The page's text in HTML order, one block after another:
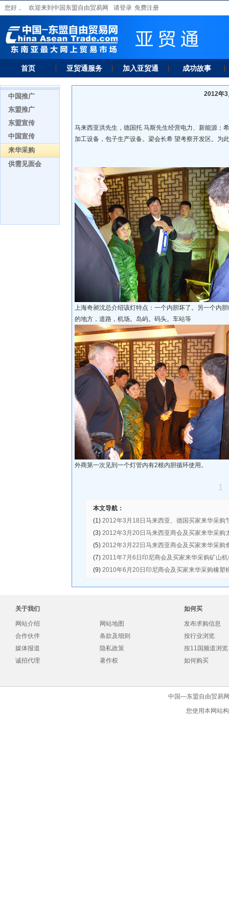
您好， 欢迎来到中国东盟自由贸易网 请登录 免费注册
首页 亚贸通服务 加入亚贸通 成功故事
中国推广
东盟推广
东盟宣传
中国宣传
来华采购
供需见面会
2012年3
马来西亚洪先生，德国托 马斯先生经营电力、新能源；
加工设备，包子生产设备。梁会长希 望考察开发区。为
上海奇昶沈总介绍该灯特点：一个内胆坏了。另一个内
的地方，道路，机场。岛屿。码头。车站等
外商第一次见到一个灯管内有2根内胆循环使用。
1
本文导航：
(1) 2012年3月18日马来西亚、德国买家来华采购
(3) 2012年3月20日马来西亚商会及买家来华采购
(5) 2012年3月22日马来西亚商会及买家来华采购
(7) 2011年7月6日印尼商会及买家来华采购矿山
产线
(9) 2010年6月20日印尼商会及买家来华采购橡塑
关于我们
网站介绍
合作伙伴
媒体报道
诚招代理
网站地图
条款及细则
隐私政策
著作权
如何买
发布求购信息
按行业浏览
按11国频道浏览
如何购买
中国—东盟自由贸易
您使用本网站